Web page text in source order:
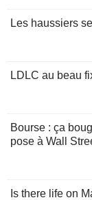
Les haussiers
LDLC au beau
Bourse : ça
pose à Wall
Is there life on